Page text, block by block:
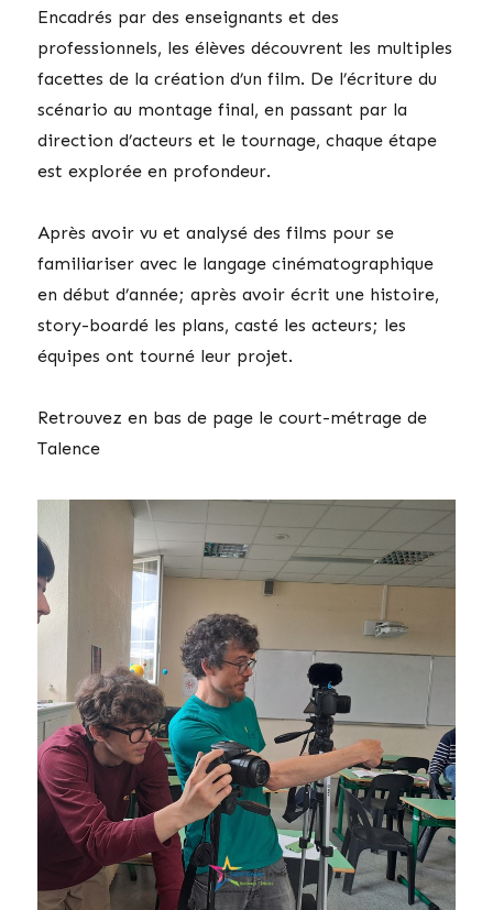
Encadrés par des enseignants et des
professionnels, les élèves découvrent les multiples
facettes de la création d’un film. De l’écriture du
scénario au montage final, en passant par la
direction d’acteurs et le tournage, chaque étape
est explorée en profondeur.
Après avoir vu et analysé des films pour se
familiariser avec le langage cinématographique
en début d’année; après avoir écrit une histoire,
story-boardé les plans, casté les acteurs; les
équipes ont tourné leur projet.
Retrouvez en bas de page le court-métrage de
Talence